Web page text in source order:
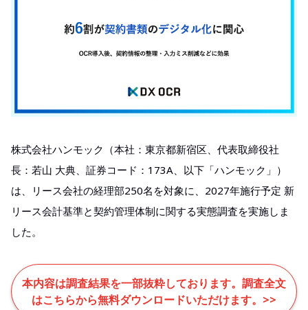
株式会社ハンモック（本社：東京都新宿区、代表取締役社
長：若山 大典、証券コード：173A、以下「ハンモック」）
は、リース会社の経理部250名を対象に、2027年施行予定 新
リース会計基準と契約管理体制に関する実態調査を実施しま
した。​
本内容は調査結果を一部抜粋しております。調査全文
はこちらから無料ダウンロードいただけます。>>